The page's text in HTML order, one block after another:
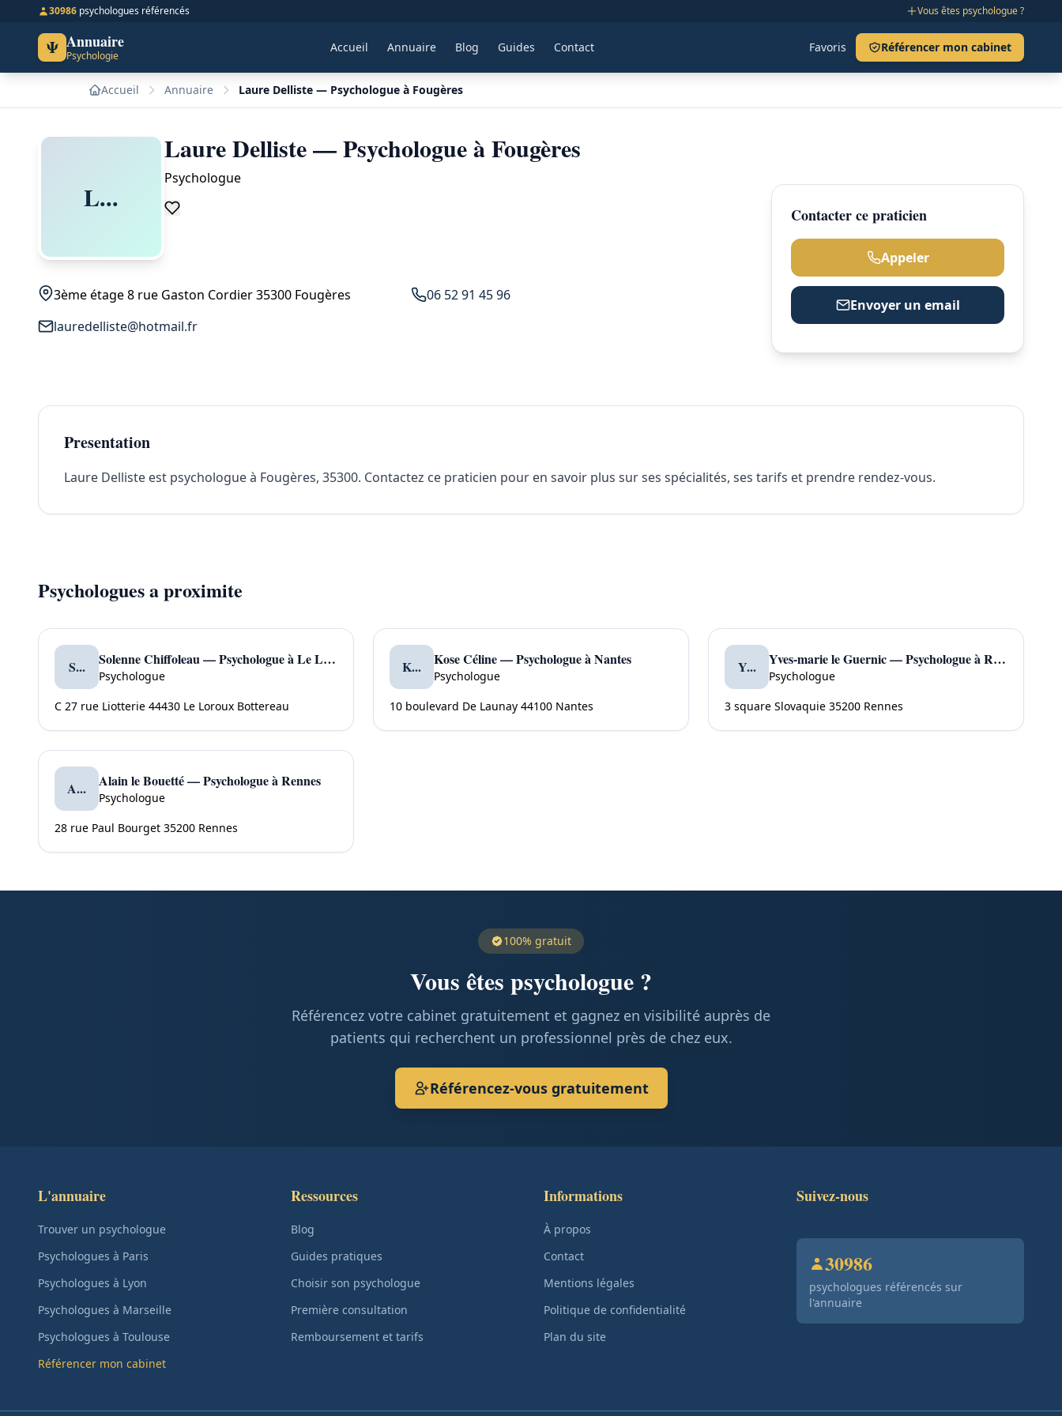
30986 psychologues référencés Vous êtes psychologue ?
Ψ Annuaire
Psychologie
Accueil Annuaire Blog Guides Contact Favoris Référencer mon cabinet
Accueil Annuaire Laure Delliste — Psychologue à Fougères
L...
Laure Delliste — Psychologue à Fougères
Psychologue
3ème étage 8 rue Gaston Cordier 35300 Fougères
06 52 91 45 96
lauredelliste@hotmail.fr
Contacter ce praticien
Appeler
Envoyer un email
Presentation
Laure Delliste est psychologue à Fougères, 35300. Contactez ce praticien pour en savoir plus sur ses spécialités, ses tarifs et prendre rendez-vous.
Psychologues a proximite
S... Solenne Chiffoleau — Psychologue à Le Loroux Bottereau
Psychologue
C 27 rue Liotterie 44430 Le Loroux Bottereau
K... Kose Céline — Psychologue à Nantes
Psychologue
10 boulevard De Launay 44100 Nantes
Y... Yves-marie le Guernic — Psychologue à Rennes
Psychologue
3 square Slovaquie 35200 Rennes
A... Alain le Bouetté — Psychologue à Rennes
Psychologue
28 rue Paul Bourget 35200 Rennes
100% gratuit
Vous êtes psychologue ?
Référencez votre cabinet gratuitement et gagnez en visibilité auprès de
patients qui recherchent un professionnel près de chez eux.
Référencez-vous gratuitement
L'annuaire
Trouver un psychologue
Psychologues à Paris
Psychologues à Lyon
Psychologues à Marseille
Psychologues à Toulouse
Référencer mon cabinet
Ressources
Blog
Guides pratiques
Choisir son psychologue
Première consultation
Remboursement et tarifs
Informations
À propos
Contact
Mentions légales
Politique de confidentialité
Plan du site
Suivez-nous
30986
psychologues référencés sur
l'annuaire